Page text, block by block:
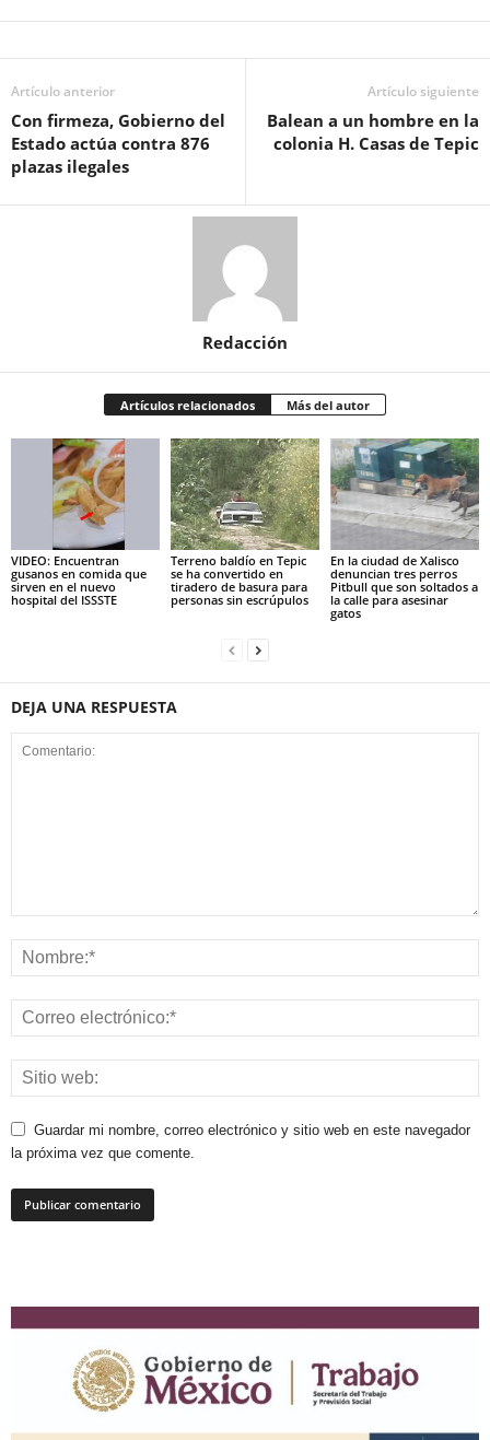
Artículo anterior
Con firmeza, Gobierno del
Estado actúa contra 876
plazas ilegales
Artículo siguiente
Balean a un hombre en la
colonia H. Casas de Tepic
Redacción
Artículos relacionados Más del autor
VIDEO: Encuentran
gusanos en comida que
sirven en el nuevo
hospital del ISSSTE
Terreno baldío en Tepic
se ha convertido en
tiradero de basura para
personas sin escrúpulos
En la ciudad de Xalisco
denuncian tres perros
Pitbull que son soltados a
la calle para asesinar
gatos
DEJA UNA RESPUESTA
Guardar mi nombre, correo electrónico y sitio web en este navegador
la próxima vez que comente.